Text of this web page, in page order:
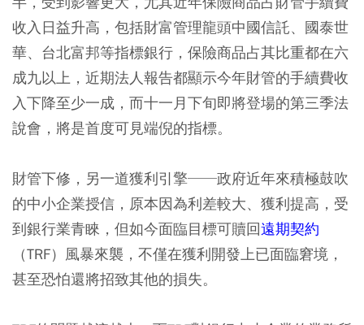
收入日益升高，包括財富管理龍頭中國信託、國泰世
華、台北富邦等指標銀行，保險商品占其比重都在六
成九以上，近期法人報告都顯示今年財管的手續費收
入下降至少一成，而十一月下旬即將登場的第三季法
說會，將是首度可見端倪的指標。
財管下修，另一道獲利引擎──政府近年來積極鼓吹
的中小企業授信，原本因為利差較大、獲利提高，受
到銀行業青睞，但如今面臨目標可贖回遠期契約
（TRF）風暴來襲，不僅在獲利開發上已面臨窘境，
甚至恐怕還將招致其他的損失。